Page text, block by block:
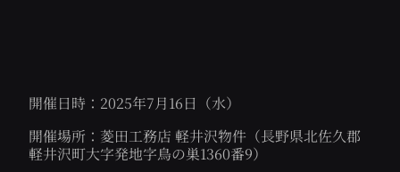
開催日時：2025年7月16日（水）
開催場所：菱田工務店 軽井沢物件（長野県北佐久郡
軽井沢町大字発地字鳥の巣1360番9）